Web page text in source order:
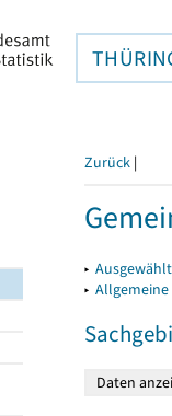
Zurück |
▸
▸